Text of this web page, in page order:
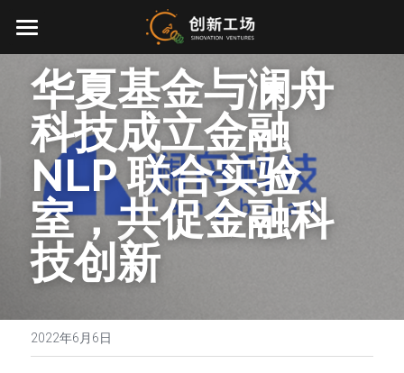
首页
投资业务
最新动态
关于我们
团队介绍
创业服务
联系我们
零一万物
EN
华夏基金与澜舟
科技成立金融
NLP 联合实验
室，共促金融科
技创新
2022年6月6日